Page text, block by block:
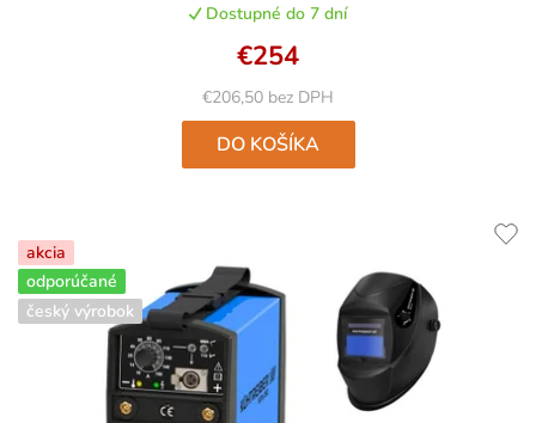
je
4,9
z
5
hviezdičiek.
Dostupné do 7 dní
€206,50 bez DPH
€254
DO KOŠÍKA
akcia
odporúčané
český výrobok